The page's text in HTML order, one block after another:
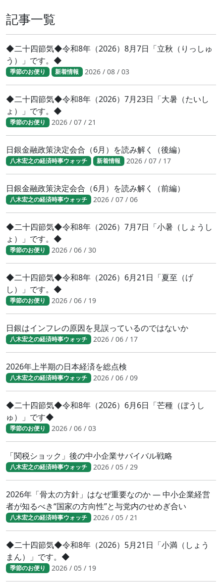
記事一覧
◆二十四節気◆令和8年（2026）8月7日「立秋（りっしゅ
う）」です。◆
季節のお便り 新着情報 2026 / 08 / 03
◆二十四節気◆令和8年（2026）7月23日「大暑（たいし
ょ）」です。◆
季節のお便り 2026 / 07 / 21
日銀金融政策決定会合（6月）を読み解く（後編）
八木宏之の経済時事ウォッチ 新着情報 2026 / 07 / 17
日銀金融政策決定会合（6月）を読み解く（前編）
八木宏之の経済時事ウォッチ 2026 / 07 / 06
◆二十四節気◆令和8年（2026）7月7日「小暑（しょうし
ょ）」です。◆
季節のお便り 2026 / 06 / 30
◆二十四節気◆令和8年（2026）6月21日「夏至（げ
し）」です。◆
季節のお便り 2026 / 06 / 19
日銀はインフレの原因を見誤っているのではないか
八木宏之の経済時事ウォッチ 2026 / 06 / 17
2026年上半期の日本経済を総点検
八木宏之の経済時事ウォッチ 2026 / 06 / 09
◆二十四節気◆令和8年（2026）6月6日「芒種（ぼうし
ゅ）」です◆
季節のお便り 2026 / 06 / 03
「関税ショック」後の中小企業サバイバル戦略
八木宏之の経済時事ウォッチ 2026 / 05 / 29
2026年「骨太の方針」はなぜ重要なのか ― 中小企業経営
者が知るべき“国家の方向性”と与党内のせめぎ合い
八木宏之の経済時事ウォッチ 2026 / 05 / 21
◆二十四節気◆令和8年（2026）5月21日「小満（しょう
まん）」です。◆
季節のお便り 2026 / 05 / 19